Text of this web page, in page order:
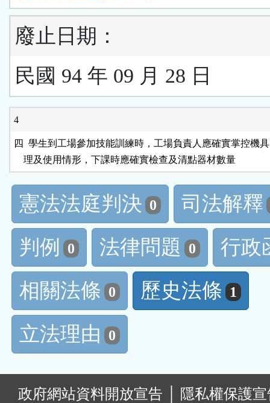
廢止日期：
民國 94 年 09 月 28 日
4
四  學生到工場參加技能訓練時，工場負責人應確實掌控機
憲法法庭判決 0
司法解釋
判例
0 法律問題 0
行政
相關法條 0 歷史法條 1
立法理由 0
政府網站資料開放宣告
隱私權保護